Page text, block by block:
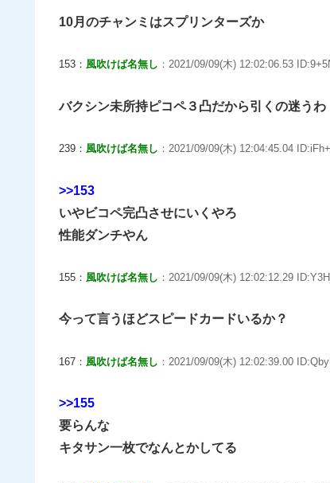
10月のチャンミはスプリンターズか
153： 風吹けば名無し ：2021/09/09(木) 12:02:06.53
バクシン未所持ピコペ３凸だから引くの迷うわ
239： 風吹けば名無し ：2021/09/09(木) 12:04:45.04
>>153
いやビコペ完凸させにいくやろ
性能ダンチやん
155： 風吹けば名無し ：2021/09/09(木) 12:02:12.29
今って言うほどスピードカードいるか？
167： 風吹けば名無し ：2021/09/09(木) 12:02:39.00
>>155
要らんな
キタサン一枚でなんとかしてる